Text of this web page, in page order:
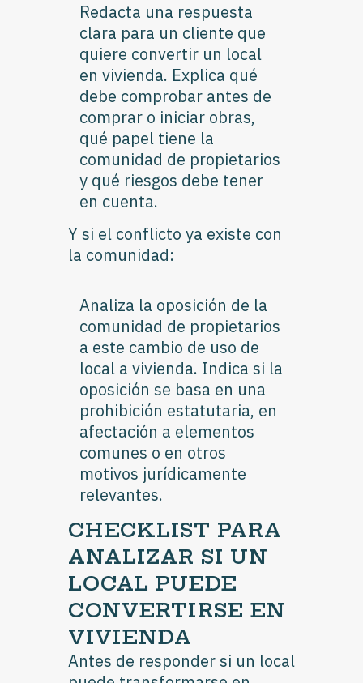
Redacta una respuesta
clara para un cliente que
quiere convertir un local
en vivienda. Explica qué
debe comprobar antes de
comprar o iniciar obras,
qué papel tiene la
comunidad de propietarios
y qué riesgos debe tener
en cuenta.
Y si el conflicto ya existe con
la comunidad:
Analiza la oposición de la
comunidad de propietarios
a este cambio de uso de
local a vivienda. Indica si la
oposición se basa en una
prohibición estatutaria, en
afectación a elementos
comunes o en otros
motivos jurídicamente
relevantes.
CHECKLIST PARA
ANALIZAR SI UN
LOCAL PUEDE
CONVERTIRSE EN
VIVIENDA
Antes de responder si un local